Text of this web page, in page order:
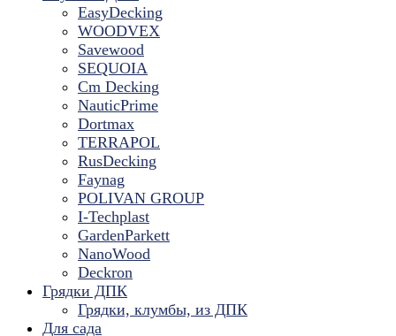
EasyDecking
WOODVEX
Savewood
SEQUOIA
Cm Decking
NauticPrime
Dortmax
TERRAPOL
RusDecking
Faynag
POLIVAN GROUP
I-Techplast
GardenParkett
NanoWood
Deckron
Грядки ДПК
Грядки, клумбы, из ДПК
Для сада